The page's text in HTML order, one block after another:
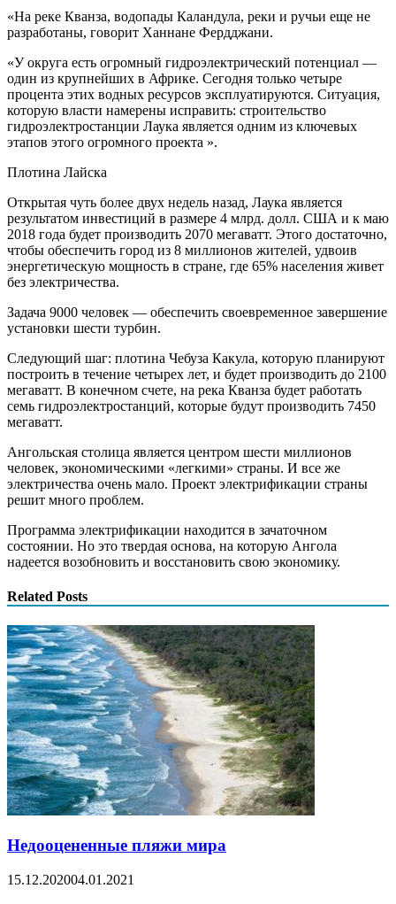
«На реке Кванза, водопады Каландула, реки и ручьи еще не
разработаны, говорит Ханнане Фердджани.
«У округа есть огромный гидроэлектрический потенциал —
один из крупнейших в Африке. Сегодня только четыре
процента этих водных ресурсов эксплуатируются. Ситуация,
которую власти намерены исправить: строительство
гидроэлектростанции Лаука является одним из ключевых
этапов этого огромного проекта ».
Плотина Лайска
Открытая чуть более двух недель назад, Лаука является
результатом инвестиций в размере 4 млрд. долл. США и к маю
2018 года будет производить 2070 мегаватт. Этого достаточно,
чтобы обеспечить город из 8 миллионов жителей, удвоив
энергетическую мощность в стране, где 65% населения живет
без электричества.
Задача 9000 человек — обеспечить своевременное завершение
установки шести турбин.
Следующий шаг: плотина Чебуза Какула, которую планируют
построить в течение четырех лет, и будет производить до 2100
мегаватт. В конечном счете, на река Кванза будет работать
семь гидроэлектростанций, которые будут производить 7450
мегаватт.
Ангольская столица является центром шести миллионов
человек, экономическими «легкими» страны. И все же
электричества очень мало. Проект электрификации страны
решит много проблем.
Программа электрификации находится в зачаточном
состоянии. Но это твердая основа, на которую Ангола
надеется возобновить и восстановить свою экономику.
Related Posts
Недооцененные пляжи мира
15.12.202004.01.2021